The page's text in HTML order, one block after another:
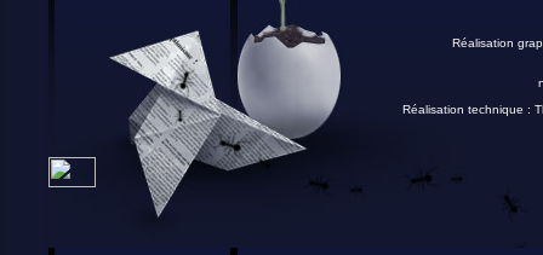
Réalisation
Réalisation technique :